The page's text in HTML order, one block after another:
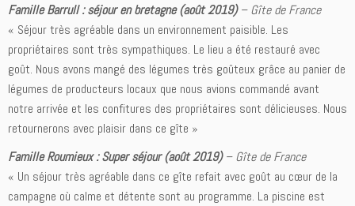
Famille Barrull : séjour en bretagne (août 2019)–Gîte de France
« Séjour très agréable dans un environnement paisible. Les
propriétaires sont très sympathiques. Le lieu a été restauré avec
goût. Nous avons mangé des légumes très goûteux grâce au panier de
légumes de producteurs locaux que nous avions commandé avant
notre arrivée et les confitures des propriétaires sont délicieuses. Nous
retournerons avec plaisir dans ce gîte »
Famille Roumieux : Super séjour (août 2019)–Gîte de France
« Un séjour très agréable dans ce gîte refait avec goût au cœur de la
campagne où calme et détente sont au programme. La piscine est